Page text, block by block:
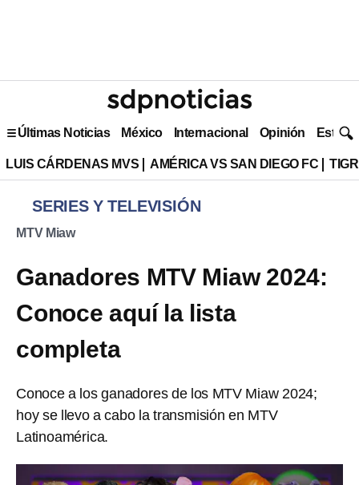
Últimas Noticias México Internacional Opinión Estilo
LUIS CÁRDENAS MVS AMÉRICA VS SAN DIEGO FC
SERIES Y TELEVISIÓN
MTV Miaw
Ganadores MTV Miaw 2024:
Conoce aquí la lista
completa
Conoce a los ganadores de los MTV Miaw 2024;
hoy se llevo a cabo la transmisión en MTV
Latinoamérica.